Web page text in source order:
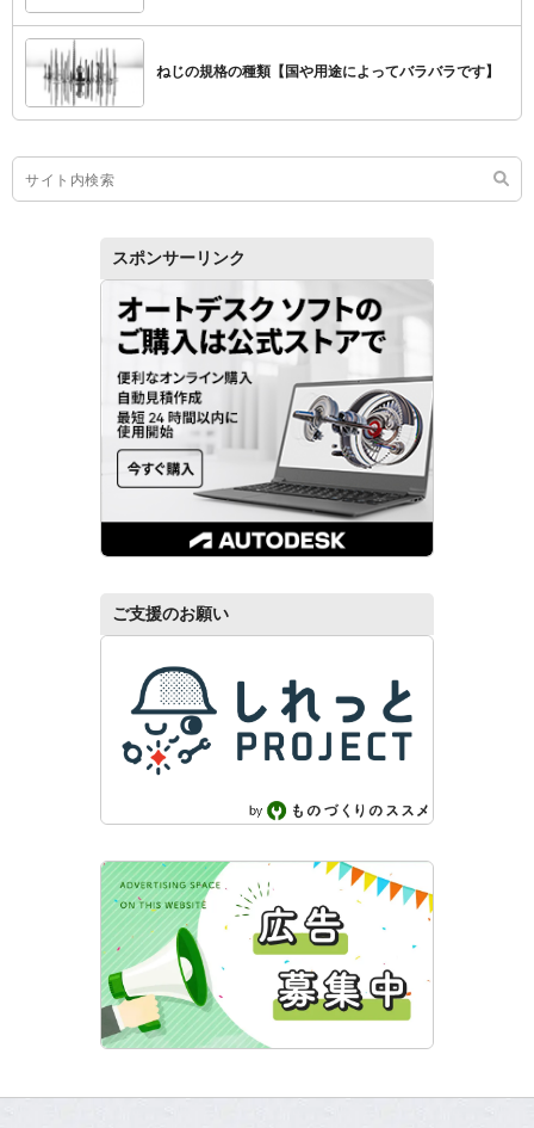
ねじの規格の種類【国や用途によってバラバラです】
スポンサーリンク
ご支援のお願い